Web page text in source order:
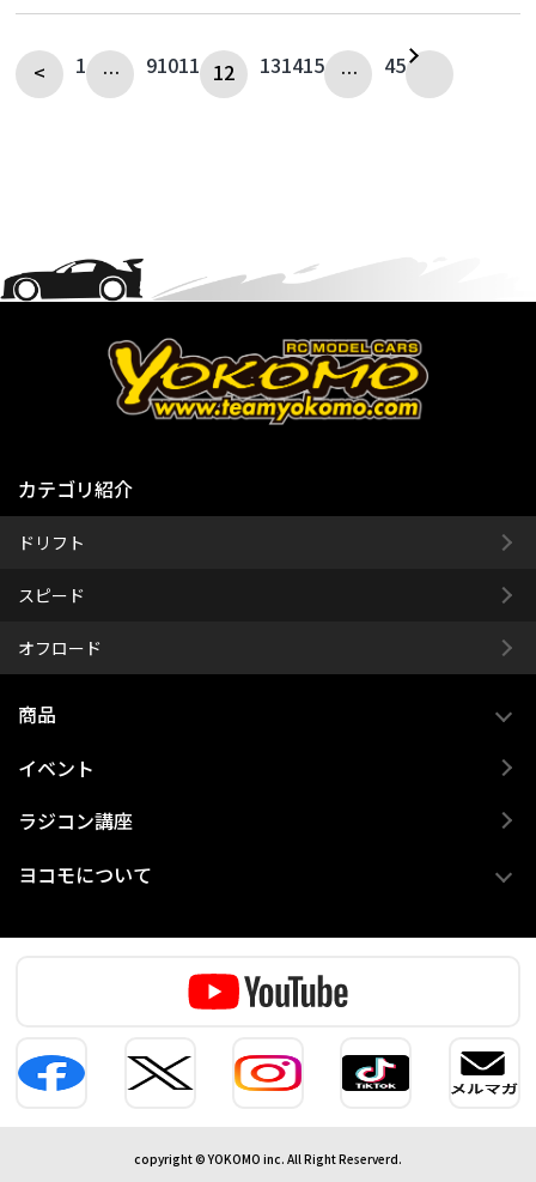
< 1 … 91011 12 131415 … 45
カテゴリ紹介
ドリフト
スピード
オフロード
商品
イベント
ラジコン講座
ヨコモについて
copyright © YOKOMO inc. All Right Reserverd.